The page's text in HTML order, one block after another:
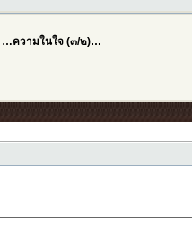
…ความในใจ (๓/๒)…